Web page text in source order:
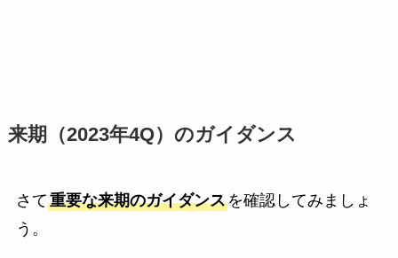
来期（2023年4Q）のガイダンス
さて重要な来期のガイダンスを確認してみましょ
う。